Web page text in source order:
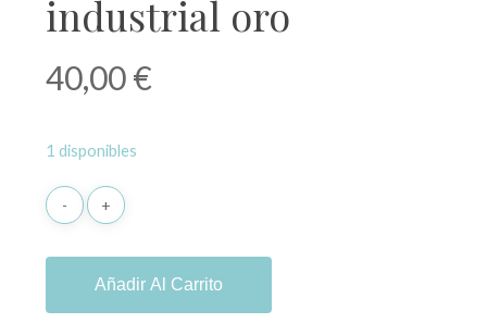
industrial oro
40,00€
1 disponibles
Añadir Al Carrito